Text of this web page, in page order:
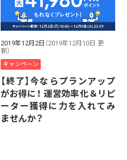
2019年12月2日 （2019年12月10日 更
新）
キャンペーン
【終了】今ならプランアップ
がお得に！ 運営効率化＆リピ
ーター獲得に力を入れてみ
ませんか？